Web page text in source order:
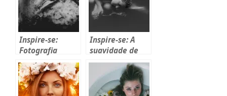
Inspire-se:
Fotografia
sentimental de
Michelle
Lartigue
Inspire-se: A
suavidade de
Susi Godoy